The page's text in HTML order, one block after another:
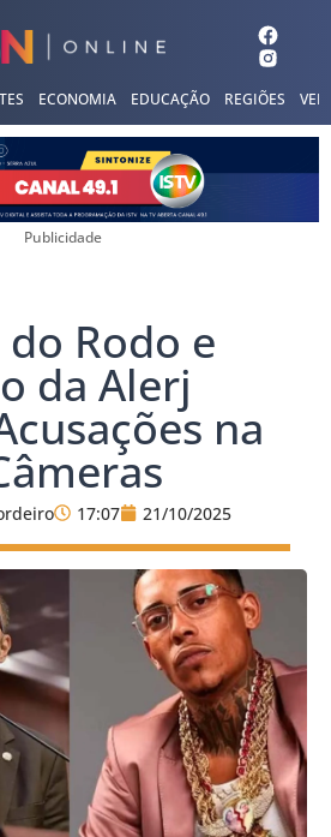
ECONOMIA EDUCAÇÃO REGIÕES
Publicidade
do Rodo e
da Alerj
na
17:07 21/10/2025